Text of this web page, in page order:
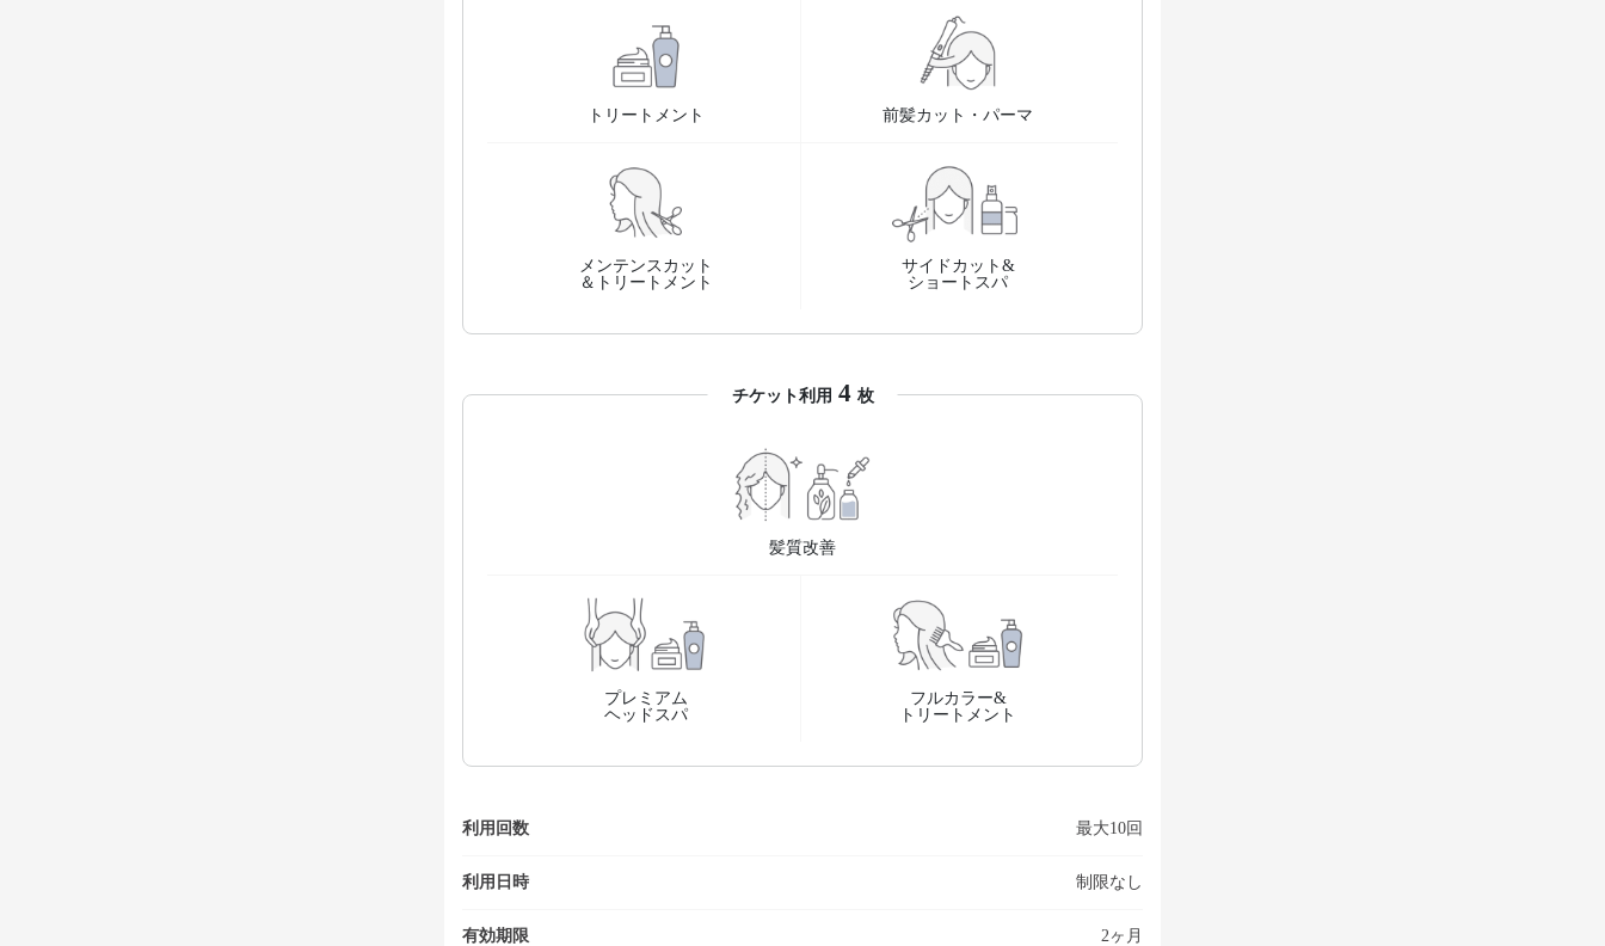
トリートメント 前髪カット・パーマ
メンテンスカット
＆トリートメント
サイドカット&
ショートスパ
チケット利用 4 枚
髪質改善
プレミアム
ヘッドスパ
フルカラー&
トリートメント
利用回数 最大10回
利用日時 制限なし
有効期限 2ヶ月